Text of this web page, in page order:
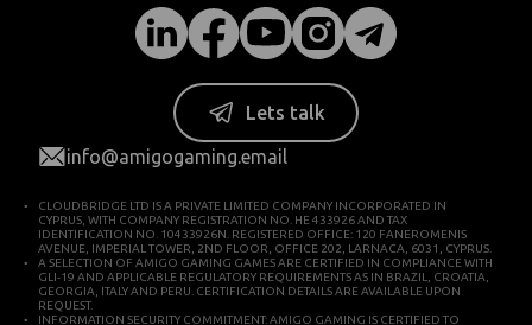
Lets talk
info@amigogaming.email
CLOUDBRIDGE LTD IS A PRIVATE LIMITED COMPANY INCORPORATED IN
CYPRUS, WITH COMPANY REGISTRATION NO. HE 433926 AND TAX
IDENTIFICATION NO. 10433926N. REGISTERED OFFICE: 120 FANEROMENIS
AVENUE, IMPERIAL TOWER, 2ND FLOOR, OFFICE 202, LARNACA, 6031, CYPRUS.
A SELECTION OF AMIGO GAMING GAMES ARE CERTIFIED IN COMPLIANCE WITH
GLI-19 AND APPLICABLE REGULATORY REQUIREMENTS AS IN BRAZIL, CROATIA,
GEORGIA, ITALY AND PERU. CERTIFICATION DETAILS ARE AVAILABLE UPON
REQUEST.
INFORMATION SECURITY COMMITMENT: AMIGO GAMING IS CERTIFIED TO